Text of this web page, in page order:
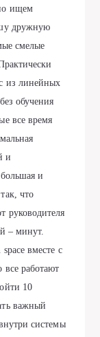
ищем
дружную
смелые
из линейных
обучения
все время
и
и
что
руководителя
– минут.
вместе с
работают
10
важный
системы